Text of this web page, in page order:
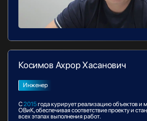
Косимов Ахрор Хасанович
Инженер
С2015года курирует реализацию объектов и
ОВиК, обеспечивая соответствие проекту и
всех этапах выполнения работ.